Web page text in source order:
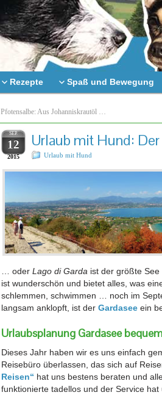
Rezepte Spaß und Bewegung
Pfotensalbe: Aus Johanniskrautöl …
SEP.
12
2015
Urlaub mit Hund:
Urlaub mit Hund
… oder Lago di Garda ist der größte
ist wunderschön und bietet alles, was
schlemmen, schwimmen … noch im
langsam anklopft, ist der Gardasee ein
Urlaubsplanung Gardasee
Dieses Jahr haben wir es uns einfach
Reisebüro überlassen, das sich auf
Reisen“ hat uns bestens beraten und
funktionierte tadellos und der Service